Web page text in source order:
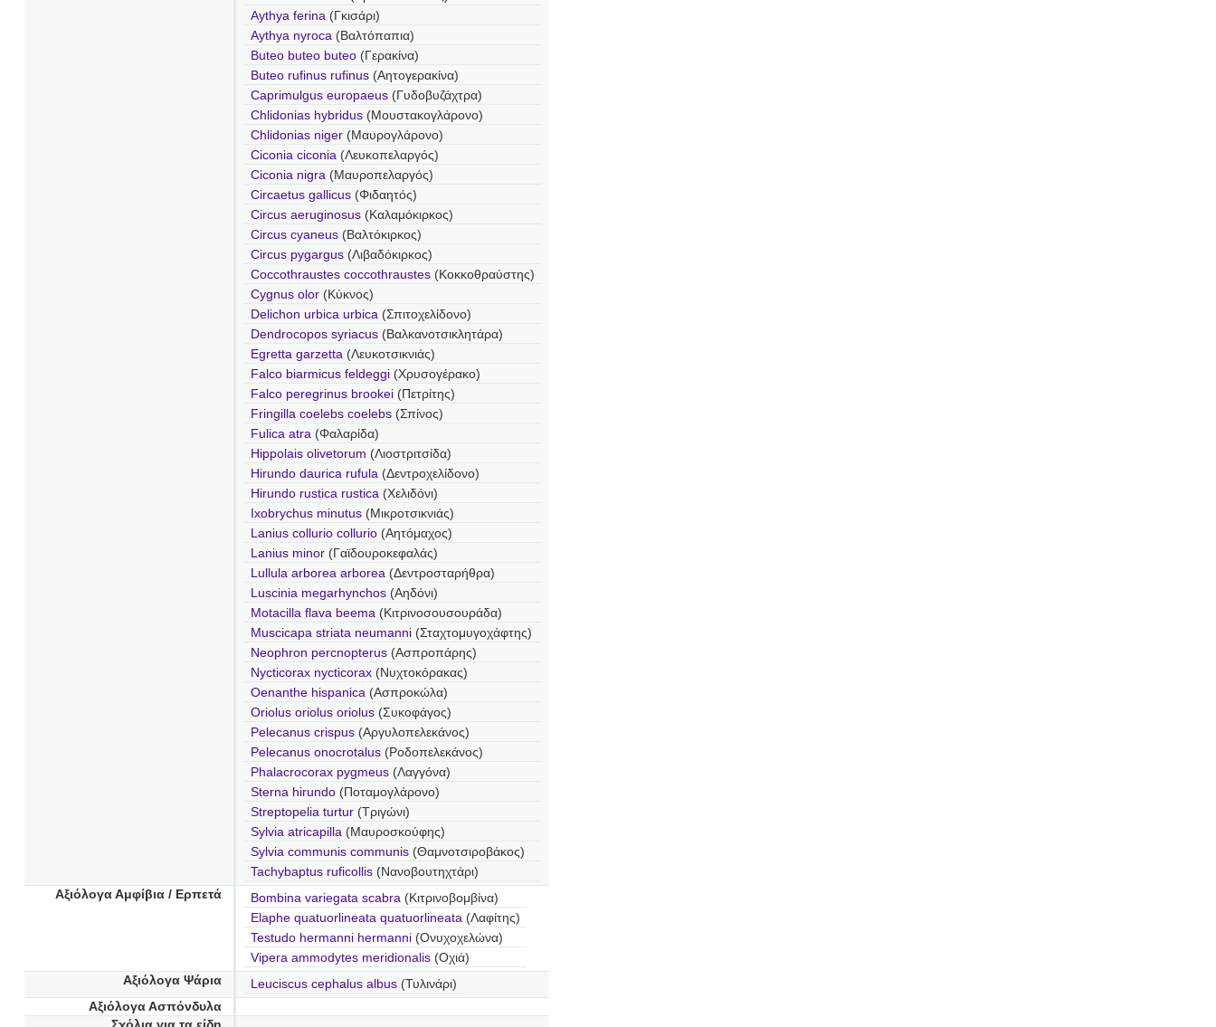
Aythya ferina (Γκισάρι)
Aythya nyroca (Βαλτόπαπια)
Buteo buteo buteo(Γερακίνα)
Buteo rufinus rufinus(Αητογερακίνα)
Caprimulgus europaeus (Γυδοβυζάχτρα)
Chlidonias hybridus (Μουστακογλάρονο)
Chlidonias niger (Μαυρογλάρονο)
Ciconia ciconia (Λευκοπελαργός)
Ciconia nigra (Μαυροπελαργός)
Circaetus gallicus (Φιδαητός)
Circus aeruginosus (Καλαμόκιρκος)
Circus cyaneus (Βαλτόκιρκος)
Circus pygargus (Λιβαδόκιρκος)
Coccothraustes coccothraustes (Κοκκοθραύστης)
Cygnus olor (Κύκνος)
Delichon urbica urbica(Σπιτοχελίδονο)
Dendrocopos syriacus (Βαλκανοτσικλητάρα)
Egretta garzetta (Λευκοτσικνιάς)
Falco biarmicus feldeggi(Χρυσογέρακο)
Falco peregrinus brookei(Πετρίτης)
Fringilla coelebs coelebs(Σπίνος)
Fulica atra (Φαλαρίδα)
Hippolais olivetorum (Λιοστριτσίδα)
Hirundo daurica rufula(Δεντροχελίδονο)
Hirundo rustica rustica(Χελιδόνι)
Ixobrychus minutus (Μικροτσικνιάς)
Lanius collurio collurio(Αητόμαχος)
Lanius minor (Γαϊδουροκεφαλάς)
Lullula arborea arborea(Δεντροσταρήθρα)
Luscinia megarhynchos (Αηδόνι)
Motacilla flava beema(Κιτρινοσουσουράδα)
Muscicapa striata neumanni(Σταχτομυγοχάφτης)
Neophron percnopterus (Ασπροπάρης)
Nycticorax nycticorax (Νυχτοκόρακας)
Oenanthe hispanica (Ασπροκώλα)
Oriolus oriolus oriolus(Συκοφάγος)
Pelecanus crispus (Αργυλοπελεκάνος)
Pelecanus onocrotalus (Ροδοπελεκάνος)
Phalacrocorax pygmeus (Λαγγόνα)
Sterna hirundo (Ποταμογλάρονο)
Streptopelia turtur (Τριγώνι)
Sylvia atricapilla (Μαυροσκούφης)
Sylvia communis communis(Θαμνοτσιροβάκος)
Tachybaptus ruficollis (Νανοβουτηχτάρι)
Αξιόλογα Αμφίβια / Ερπετά
Bombina variegata scabra(Κιτρινοβομβίνα)
Elaphe quatuorlineata quatuorlineata(Λαφίτης)
Testudo hermanni hermanni(Ονυχοχελώνα)
Vipera ammodytes meridionalis(Οχιά)
Αξιόλογα Ψάρια
Leuciscus cephalus albus(Τυλινάρι)
Αξιόλογα Ασπόνδυλα